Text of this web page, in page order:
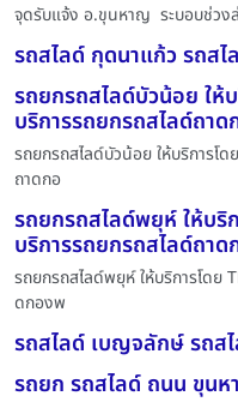
จุดรับแจ้ง อ.ขุนหาญ ระบอบช่ว
รถสไลด์ กุดนาแก้ว รถสไ
รถยกรถสไลด์บัวน้อย ให้
บริการรถยกรถสไลด์ถาด
รถยกรถสไลด์บัวน้อย ให้บริการโ
ถาดกอ
รถยกรถสไลด์พยุห์ ให้บริ
บริการรถยกรถสไลด์ถาด
รถยกรถสไลด์พยุห์ ให้บริการโดย
ดกองพ
รถสไลด์ เบญจลักษ์ รถส
รถยก รถสไลด์ ถนน ขุน